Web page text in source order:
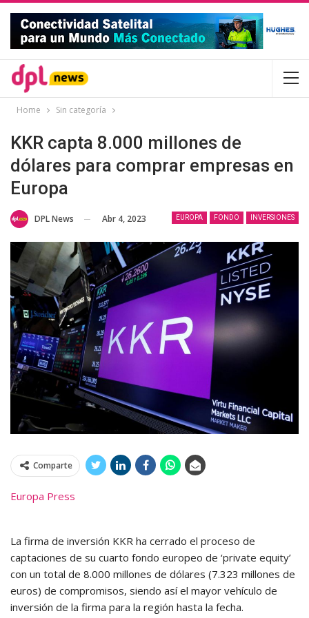
Home Sin categoría
KKR capta 8.000 millones de
dólares para comprar empresas en
Europa
EUROPA FONDO INVERSIONES
DPL News Abr 4, 2023
Comparte
Europa Press
La firma de inversión KKR ha cerrado el proceso de
captaciones de su cuarto fondo europeo de ‘private equity’
con un total de 8.000 millones de dólares (7.323 millones de
euros) de compromisos, siendo así el mayor vehículo de
inversión de la firma para la región hasta la fecha.